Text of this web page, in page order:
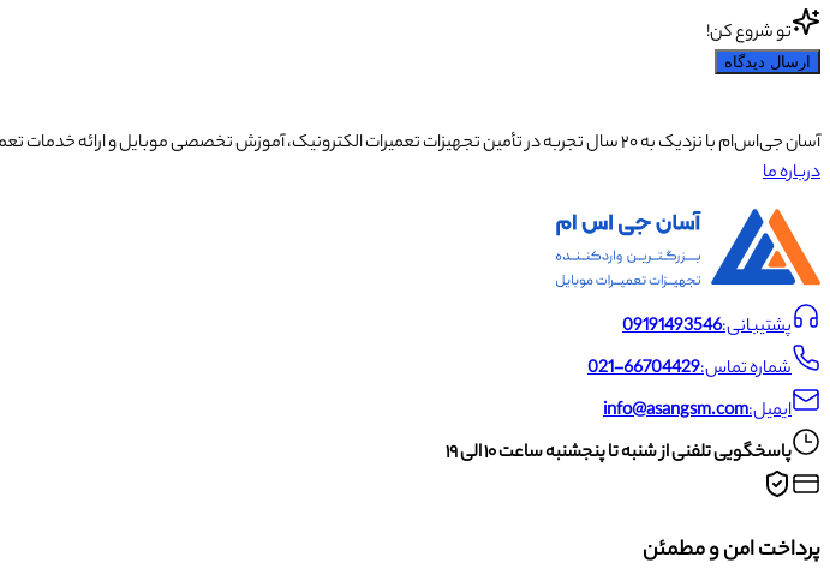
تو شروع کن!
ارسال دیدگاه
آسان جی‌اس‌ام با نزدیک به ۲۰ سال تجربه در تأمین تجهیزات تعمیرات الکترونیک، آموزش تخصصی موبایل و ارائه خدمات تعمیر تلفن همراه و لوازم جانبی، با تکیه بر تیمی حرفه‌ای، رضایت و اعتماد مشتریان را اولویت اصلی خود قرار داده است.
درباره ما
پشتیبانی:09191493546
شماره تماس:021-66704429
ایمیل:info@asangsm.com
پاسخگویی تلفنی از شنبه تا پنجشنبه ساعت ۱۰ الی ۱۹
پرداخت امن و مطمئن